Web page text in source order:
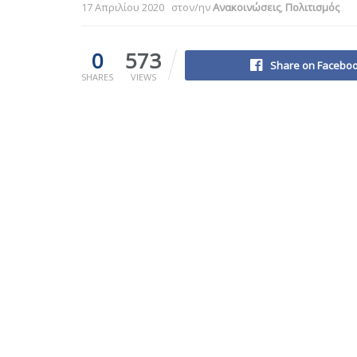
17 Απριλίου 2020 στον/ηνΑνακοινώσεις, Πολιτισμός
0
SHARES
573
VIEWS
Share on